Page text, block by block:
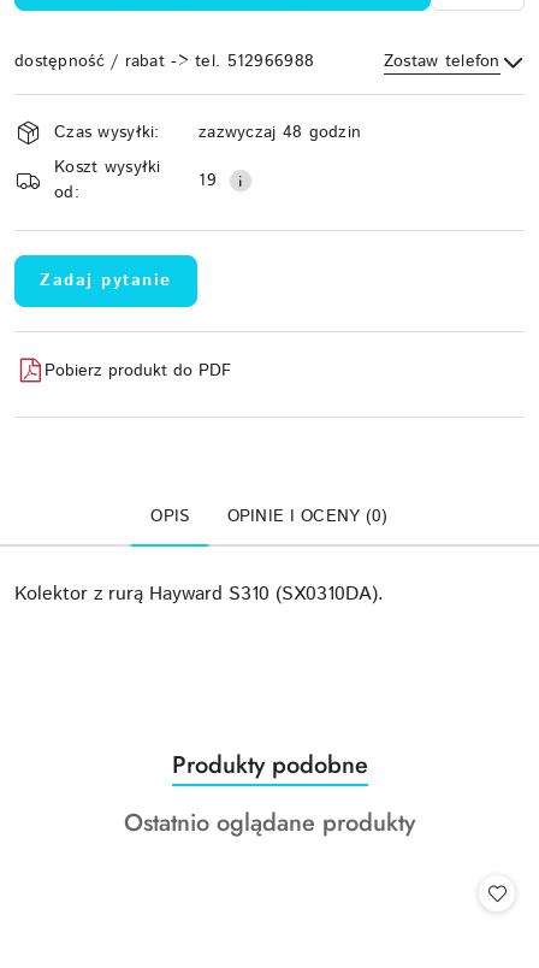
dostępność / rabat -> tel. 512966988 Zostaw telefon
Wyślij
Dostępność
i
dostawa
Czas wysyłki:
zazwyczaj 48 godzin
Koszt wysyłki
od:
19
Zadaj pytanie
Pobierz produkt do PDF
OPIS OPINIE I OCENY (0)
Kolektor z rurą Hayward S310 (SX0310DA).
Pomiń karuzelę produktów
Produkty
o
statusie:
Produkty podobne
Produkty
Ostatnio oglądane produkty